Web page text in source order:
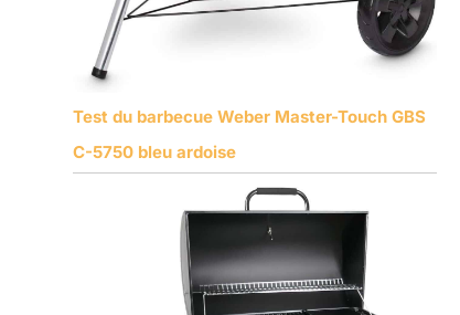
Test du barbecue Weber Master-Touch GBS
C-5750 bleu ardoise